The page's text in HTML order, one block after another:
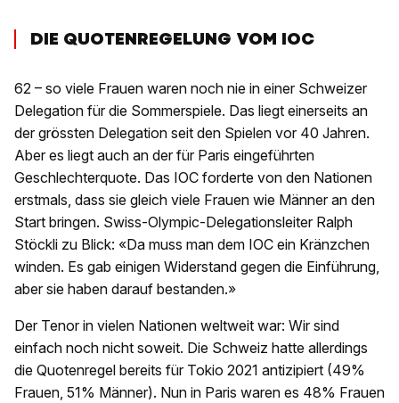
DIE QUOTENREGELUNG VOM IOC
62 – so viele Frauen waren noch nie in einer Schweizer
Delegation für die Sommerspiele. Das liegt einerseits an
der grössten Delegation seit den Spielen vor 40 Jahren.
Aber es liegt auch an der für Paris eingeführten
Geschlechterquote. Das IOC forderte von den Nationen
erstmals, dass sie gleich viele Frauen wie Männer an den
Start bringen. Swiss-Olympic-Delegationsleiter Ralph
Stöckli zu Blick: «Da muss man dem IOC ein Kränzchen
winden. Es gab einigen Widerstand gegen die Einführung,
aber sie haben darauf bestanden.»
Der Tenor in vielen Nationen weltweit war: Wir sind
einfach noch nicht soweit. Die Schweiz hatte allerdings
die Quotenregel bereits für Tokio 2021 antizipiert (49%
Frauen, 51% Männer). Nun in Paris waren es 48% Frauen